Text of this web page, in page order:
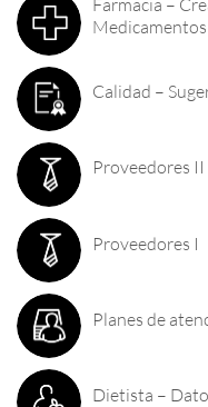
Farmacia –
Medicamentos
Calidad –
Proveedores II
Proveedores I
Planes de
Dietista –